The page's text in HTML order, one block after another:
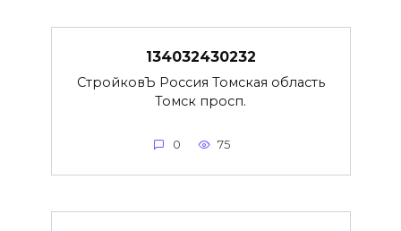
134032430232
СтройковЪ Россия Томская область
Томск просп.
0 75